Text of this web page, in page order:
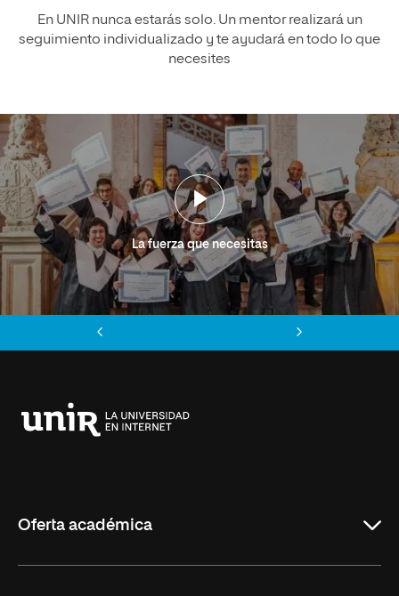
En UNIR nunca estarás solo. Un mentor realizará un
seguimiento individualizado y te ayudará en todo lo que
necesites
La fuerza que necesitas
Oferta académica